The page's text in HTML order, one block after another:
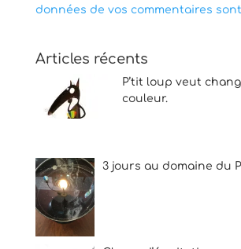
données de vos commentaires
Articles récents
P’tit loup veut
couleur.
3 jours au domaine du